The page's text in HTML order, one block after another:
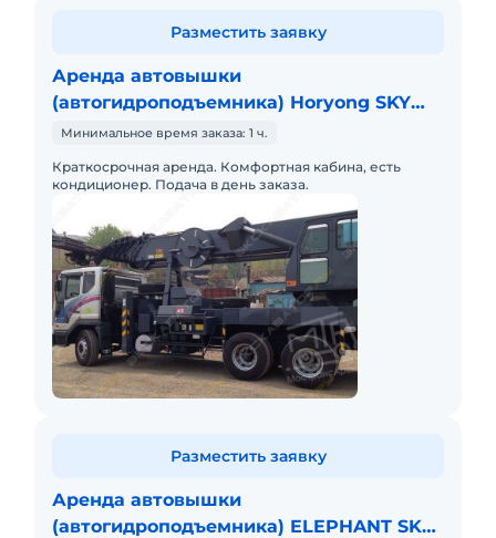
Аренда автовышки
(автогидроподъемника) Horyong SKY
600
Минимальное время заказа: 1 ч.
Краткосрочная аренда. Комфортная кабина, есть
кондиционер. Подача в день заказа.
Разместить заявку
Аренда автовышки
(автогидроподъемника) ELEPHANT SKY
Разместить заявку